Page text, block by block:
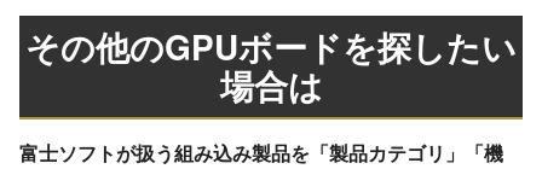
その他のGPUボードを探したい
場合は
富士ソフトが扱う組み込み製品を「製品カテゴリ」「機